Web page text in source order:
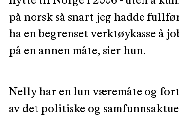
på norsk så snart jeg hadde
ha en begrenset verktøykasse å
på en annen måte, sier hun.
Nelly har en lun væremåte og
av det politiske og